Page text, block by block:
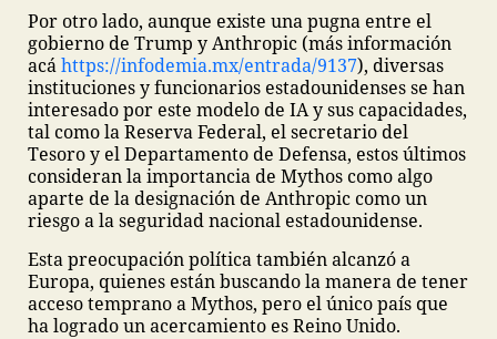
Por otro lado, aunque existe una pugna entre el
gobierno de Trump y Anthropic (más información
acáhttps://infodemia.mx/entrada/9137), diversas
instituciones y funcionarios estadounidenses se han
interesado por este modelo de IA y sus capacidades,
tal como la Reserva Federal, el secretario del
Tesoro y el Departamento de Defensa, estos últimos
consideran la importancia de Mythos como algo
aparte de la designación de Anthropic como un
riesgo a la seguridad nacional estadounidense.
Esta preocupación política también alcanzó a
Europa, quienes están buscando la manera de tener
acceso temprano a Mythos, pero el único país que
ha logrado un acercamiento es Reino Unido.